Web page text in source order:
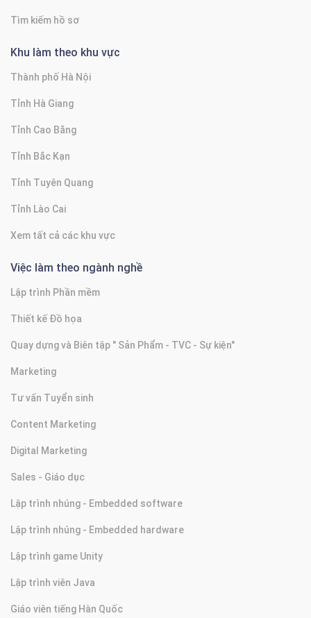
Tìm kiếm hồ sơ
Khu làm theo khu vực
Thành phố Hà Nội
Tỉnh Hà Giang
Tỉnh Cao Bằng
Tỉnh Bắc Kạn
Tỉnh Tuyên Quang
Tỉnh Lào Cai
Xem tất cả các khu vực
Việc làm theo ngành nghề
Lập trình Phần mềm
Thiết kế Đồ họa
Quay dựng và Biên tập " Sản Phẩm - TVC - Sự kiện"
Marketing
Tư vấn Tuyển sinh
Content Marketing
Digital Marketing
Sales - Giáo dục
Lập trình nhúng - Embedded software
Lập trình nhúng - Embedded hardware
Lập trình game Unity
Lập trình viên Java
Giáo viên tiếng Hàn Quốc